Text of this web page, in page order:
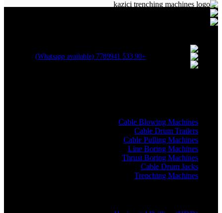
+90 533 7789941 (Whatsapp available)
Cable Blowing Machines
Cable Drum Trailers
Cable Pulling Machines
Line Boring Machines
Thrust Boring Machines
Cable Drum Jacks
Trenching Machines